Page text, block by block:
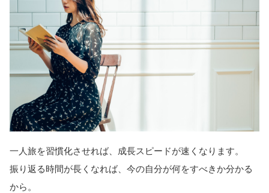
一人旅を習慣化させれば、成長スピードが速くなります。
振り返る時間が長くなれば、今の自分が何をすべきか分かる
から。